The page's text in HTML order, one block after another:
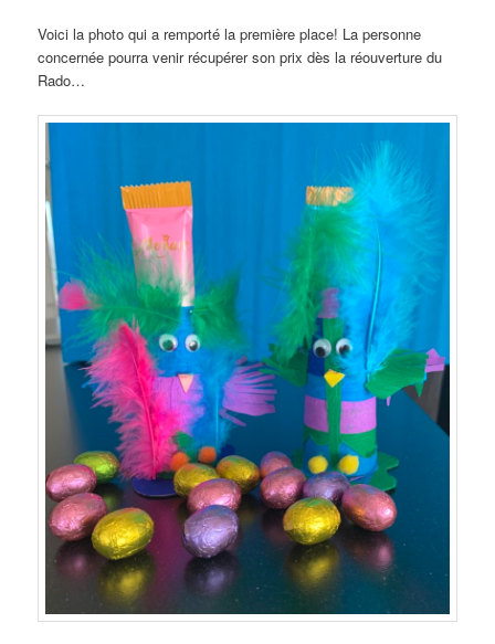
Voici la photo qui a remporté la première place! La personne
concernée pourra venir récupérer son prix dès la réouverture du
Rado…